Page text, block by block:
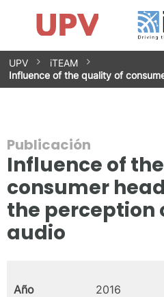
Saltar
contenido
Impacto
Grupos de investigación
Instalaciones
Spin-offs
Contacto
Prácticas
Noticias
Unidad de Igualdad
UPV
iTEAM
Influence of the quality of
Publicación
Influence of
consumer
the perception
audio
Año 2016